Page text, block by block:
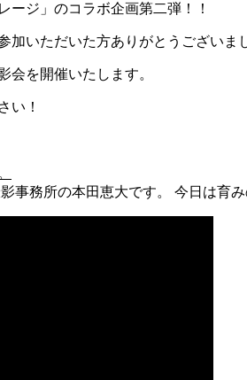
ージ」のコラボ企画第二弾！！
加いただいた方ありがとうございま
会を開催いたします。
い！
事務所の本田恵大です。 今日は育